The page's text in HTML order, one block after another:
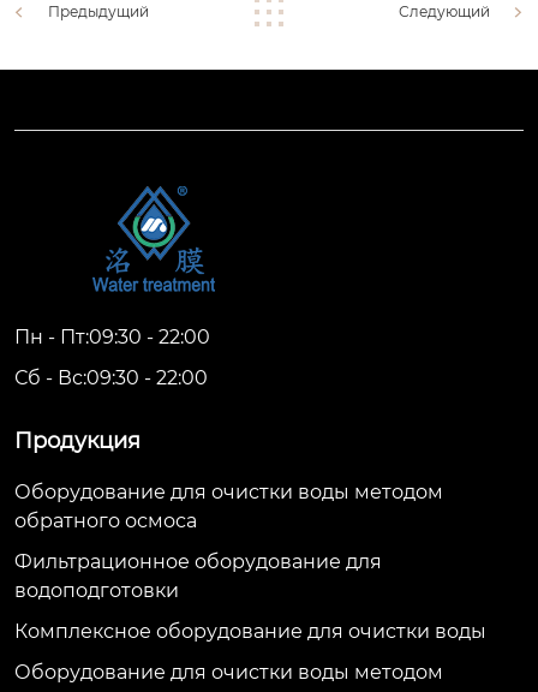
Предыдущий Следующий
Пн - Пт:09:30 - 22:00
Сб - Вс:09:30 - 22:00
Продукция
Оборудование для очистки воды методом
обратного осмоса
Фильтрационное оборудование для
водоподготовки
Комплексное оборудование для очистки воды
Оборудование для очистки воды методом